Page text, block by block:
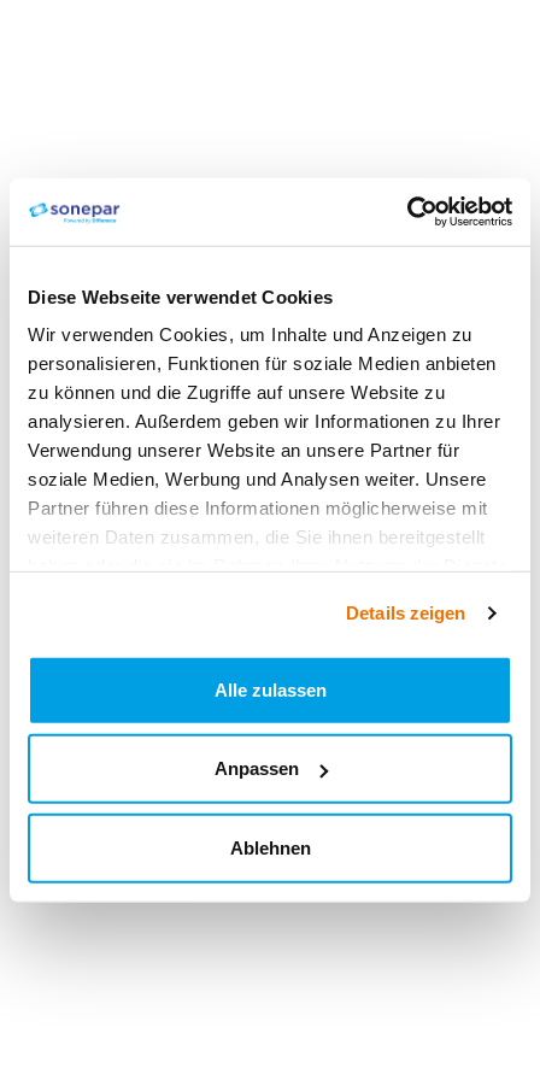
Diese Webseite verwendet Cookies
Wir verwenden Cookies, um Inhalte und Anzeigen zu
personalisieren, Funktionen für soziale Medien anbieten
zu können und die Zugriffe auf unsere Website zu
analysieren. Außerdem geben wir Informationen zu Ihrer
Verwendung unserer Website an unsere Partner für
soziale Medien, Werbung und Analysen weiter. Unsere
Partner führen diese Informationen möglicherweise mit
weiteren Daten zusammen, die Sie ihnen bereitgestellt
Details zeigen
Alle zulassen
Anpassen
Ablehnen